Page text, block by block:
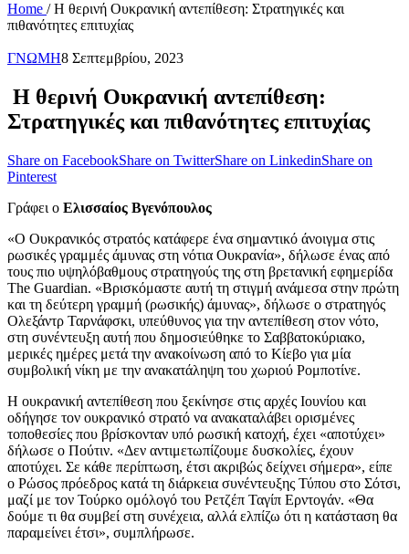
Home /Η θερινή Ουκρανική αντεπίθεση: Στρατηγικές και
πιθανότητες επιτυχίας
ΓΝΩΜΗ8 Σεπτεμβρίου, 2023
Η θερινή Ουκρανική αντεπίθεση:
Στρατηγικές και πιθανότητες επιτυχίας
Share on FacebookShare on TwitterShare on LinkedinShare on
Pinterest
Γράφει ο Ελισσαίος Βγενόπουλος
«Ο Ουκρανικός στρατός κατάφερε ένα σημαντικό άνοιγμα στις
ρωσικές γραμμές άμυνας στη νότια Ουκρανία», δήλωσε ένας από
τους πιο υψηλόβαθμους στρατηγούς της στη βρετανική εφημερίδα
The Guardian. «Βρισκόμαστε αυτή τη στιγμή ανάμεσα στην πρώτη
και τη δεύτερη γραμμή (ρωσικής) άμυνας», δήλωσε ο στρατηγός
Ολεξάντρ Ταρνάφσκι, υπεύθυνος για την αντεπίθεση στον νότο,
στη συνέντευξη αυτή που δημοσιεύθηκε το Σαββατοκύριακο,
μερικές ημέρες μετά την ανακοίνωση από το Κίεβο για μία
συμβολική νίκη με την ανακατάληψη του χωριού Ρομποτίνε.
Η ουκρανική αντεπίθεση που ξεκίνησε στις αρχές Ιουνίου και
οδήγησε τον ουκρανικό στρατό να ανακαταλάβει ορισμένες
τοποθεσίες που βρίσκονταν υπό ρωσική κατοχή, έχει «αποτύχει»
δήλωσε ο Πούτιν. «Δεν αντιμετωπίζουμε δυσκολίες, έχουν
αποτύχει. Σε κάθε περίπτωση, έτσι ακριβώς δείχνει σήμερα», είπε
ο Ρώσος πρόεδρος κατά τη διάρκεια συνέντευξης Τύπου στο Σότσι,
μαζί με τον Τούρκο ομόλογό του Ρετζέπ Ταγίπ Ερντογάν. «Θα
δούμε τι θα συμβεί στη συνέχεια, αλλά ελπίζω ότι η κατάσταση θα
παραμείνει έτσι», συμπλήρωσε.